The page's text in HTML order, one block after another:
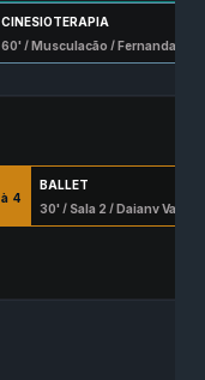
CINESIOTERAPIA
60' /Musculação /Fernanda Miacci Castro
BALLET
à 4
30' / Sala 2 /Daiany Vasconcellos Serafim